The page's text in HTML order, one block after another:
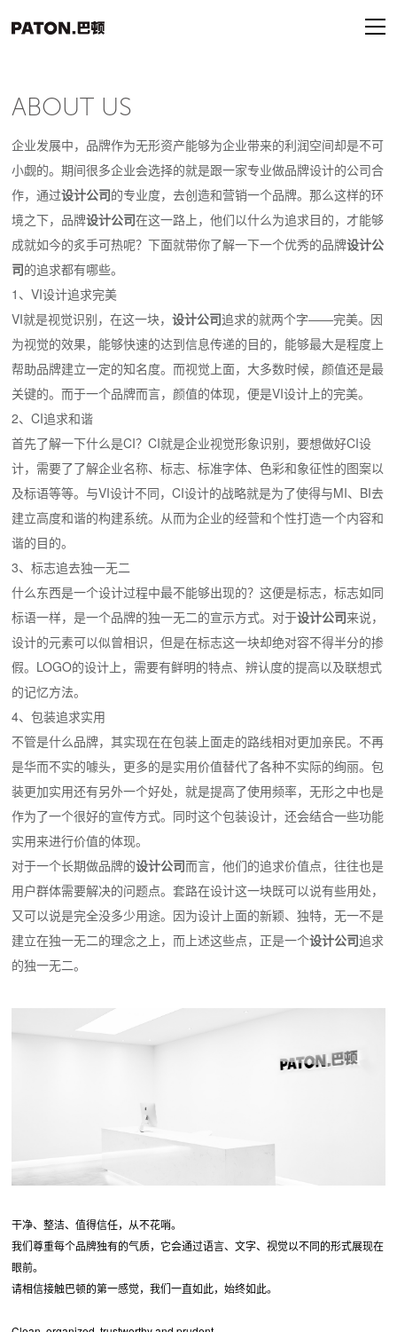
ABOUT US
企业发展中，品牌作为无形资产能够为企业带来的利润空间却是不可
小觑的。期间很多企业会选择的就是跟一家专业做品牌设计的公司合
作，通过设计公司的专业度，去创造和营销一个品牌。那么这样的环
境之下，品牌设计公司在这一路上，他们以什么为追求目的，才能够
成就如今的炙手可热呢？下面就带你了解一下一个优秀的品牌设计公
司的追求都有哪些。
1、VI设计追求完美
VI就是视觉识别，在这一块，设计公司追求的就两个字——完美。因
为视觉的效果，能够快速的达到信息传递的目的，能够最大是程度上
帮助品牌建立一定的知名度。而视觉上面，大多数时候，颜值还是最
关键的。而于一个品牌而言，颜值的体现，便是VI设计上的完美。
2、CI追求和谐
首先了解一下什么是CI？CI就是企业视觉形象识别，要想做好CI设
计，需要了了解企业名称、标志、标准字体、色彩和象征性的图案以
及标语等等。与VI设计不同，CI设计的战略就是为了使得与MI、BI去
建立高度和谐的构建系统。从而为企业的经营和个性打造一个内容和
谐的目的。
3、标志追去独一无二
什么东西是一个设计过程中最不能够出现的？这便是标志，标志如同
标语一样，是一个品牌的独一无二的宣示方式。对于设计公司来说，
设计的元素可以似曾相识，但是在标志这一块却绝对容不得半分的掺
假。LOGO的设计上，需要有鲜明的特点、辨认度的提高以及联想式
的记忆方法。
4、包装追求实用
不管是什么品牌，其实现在在包装上面走的路线相对更加亲民。不再
是华而不实的噱头，更多的是实用价值替代了各种不实际的绚丽。包
装更加实用还有另外一个好处，就是提高了使用频率，无形之中也是
作为了一个很好的宣传方式。同时这个包装设计，还会结合一些功能
实用来进行价值的体现。
对于一个长期做品牌的设计公司而言，他们的追求价值点，往往也是
用户群体需要解决的问题点。套路在设计这一块既可以说有些用处，
又可以说是完全没多少用途。因为设计上面的新颖、独特，无一不是
建立在独一无二的理念之上，而上述这些点，正是一个设计公司追求
的独一无二。
干净、整洁、值得信任，从不花哨。
我们尊重每个品牌独有的气质，它会通过语言、文字、视觉以不同的形式展现在
眼前。
请相信接触巴顿的第一感觉，我们一直如此，始终如此。